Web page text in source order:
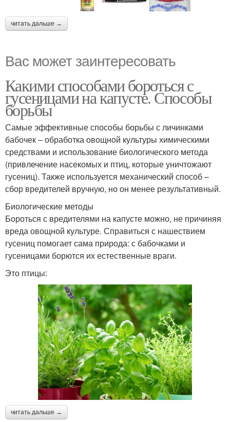
читать дальше →
Вас может заинтересовать
Какими способами бороться с
гусеницами на капусте. Способы
борьбы
Самые эффективные способы борьбы с личинками
бабочек – обработка овощной культуры химическими
средствами и использование биологического метода
(привлечение насекомых и птиц, которые уничтожают
гусениц). Также используется механический способ –
сбор вредителей вручную, но он менее результативный.
Биологические методы
Бороться с вредителями на капусте можно, не причиняя
вреда овощной культуре. Справиться с нашествием
гусениц помогает сама природа: с бабочками и
гусеницами борются их естественные враги.
Это птицы:
читать дальше →